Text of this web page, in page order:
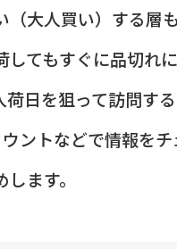
（大人買い）する層
してもすぐに品切れ
荷日を狙って訪問す
ントなどで情報を
ます。